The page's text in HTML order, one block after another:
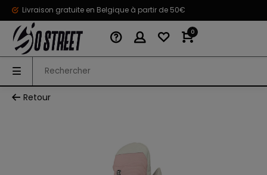
Livraison gratuite en Belgique à partir de 50€
0
Retour